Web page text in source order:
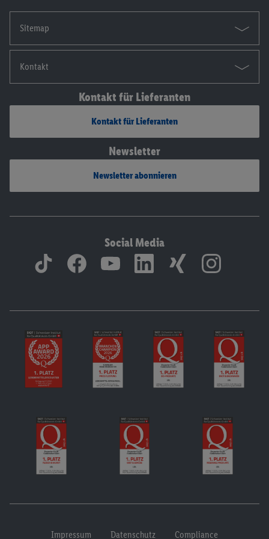
Sitemap
Kontakt
Kontakt für Lieferanten
Kontakt für Lieferanten
Newsletter
Newsletter abonnieren
Social Media
Impressum Datenschutz Compliance